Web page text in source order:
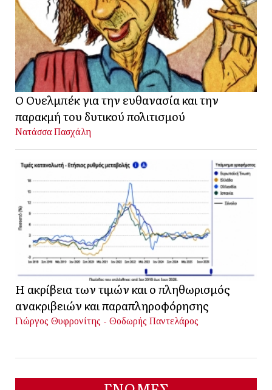
Ο Ουελμπέκ για την ευθανασία και την
παρακμή του δυτικού πολιτισμού
Νατάσσα Πασχάλη
Η ακρίβεια των τιμών και ο πληθωρισμός
ανακριβειών και παραπληροφόρησης
Γιώργος Θυφρονίτης - Θοδωρής Παντελάρος